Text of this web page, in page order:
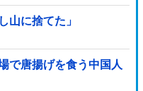
山に捨てた」
で唐揚げを食う中国人